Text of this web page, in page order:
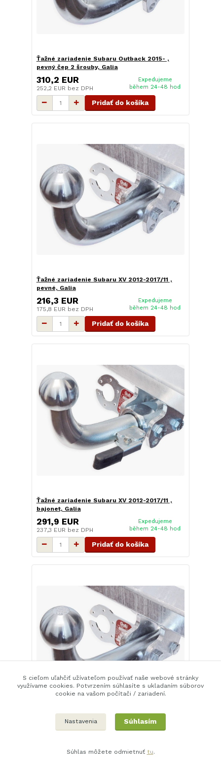
Ťažné zariadenie Subaru Outback 2015- ,
pevný čep 2 šrouby, Galia
310,2 EUR
252,2 EUR bez DPH
Expedujeme
během 24-48 hod
Pridať do košíka
Ťažné zariadenie Subaru XV 2012-2017/11 ,
pevné, Galia
216,3 EUR
175,8 EUR bez DPH
Expedujeme
během 24-48 hod
Pridať do košíka
Ťažné zariadenie Subaru XV 2012-2017/11 ,
bajonet, Galia
291,9 EUR
237,3 EUR bez DPH
Expedujeme
během 24-48 hod
Pridať do košíka
Ťažné zariadenie Subaru Forester 2019- (SK)
, pevné, Galia
255,7 EURbez DPH
během 24-48 hod
S cieľom uľahčiť užívateľom používať naše webové stránky
využívame cookies. Potvrzením súhlasíte s ukladaním súborov
cookie na vašom počítači / zariadení.
Nastavenia Súhlasím
Súhlas môžete odmietnuť tu.